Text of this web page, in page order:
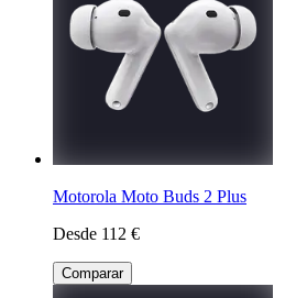
Motorola Moto Buds 2 Plus
Desde 112 €
Comparar